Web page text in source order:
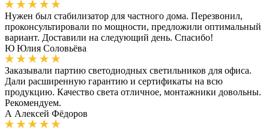
Нужен был стабилизатор для частного дома. Перезвонил,
проконсультировали по мощности, предложили оптимальный
вариант. Доставили на следующий день. Спасибо!
Ю Юлия Соловьёва
Заказывали партию светодиодных светильников для офиса.
Дали расширенную гарантию и сертификаты на всю
продукцию. Качество света отличное, монтажники довольны.
Рекомендуем.
А Алексей Фёдоров